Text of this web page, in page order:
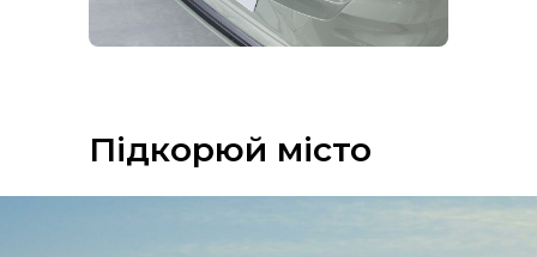
Підкорюй місто